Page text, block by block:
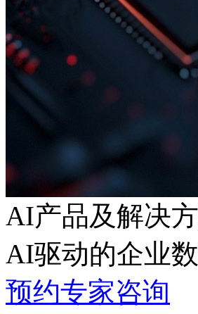
AI产品及解决
AI驱动的企业
预约专家咨询